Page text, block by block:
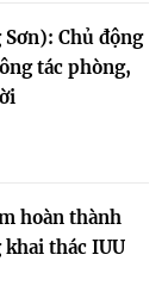
Chủ động
tác phòng,
hoàn thành
thác IUU